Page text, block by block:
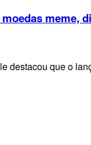
meme,
destacou que o